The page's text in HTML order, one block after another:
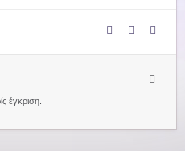
έγκριση.